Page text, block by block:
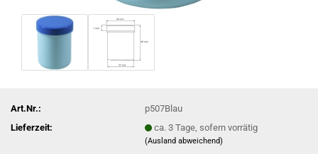
Art.Nr.:
p507Blau
Lieferzeit:
ca. 3 Tage, sofern vorrätig
(Ausland abweichend)